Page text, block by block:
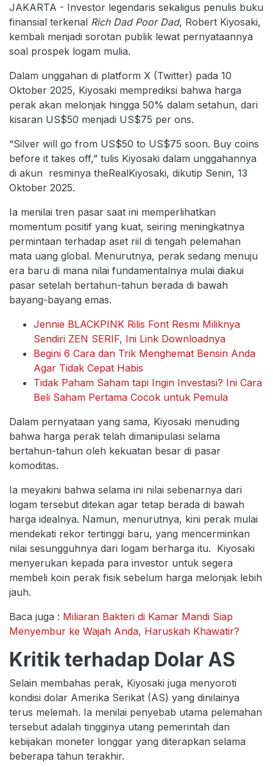
JAKARTA - Investor legendaris sekaligus penulis buku
finansial terkenal Rich Dad Poor Dad, Robert Kiyosaki,
kembali menjadi sorotan publik lewat pernyataannya
soal prospek logam mulia.
Dalam unggahan di platform X (Twitter) pada 10
Oktober 2025, Kiyosaki memprediksi bahwa harga
perak akan melonjak hingga 50% dalam setahun, dari
kisaran US$50 menjadi US$75 per ons.
“Silver will go from US$50 to US$75 soon. Buy coins
before it takes off,” tulis Kiyosaki dalam unggahannya
di akun resminya theRealKiyosaki, dikutip Senin, 13
Oktober 2025.
Ia menilai tren pasar saat ini memperlihatkan
momentum positif yang kuat, seiring meningkatnya
permintaan terhadap aset riil di tengah pelemahan
mata uang global. Menurutnya, perak sedang menuju
era baru di mana nilai fundamentalnya mulai diakui
pasar setelah bertahun-tahun berada di bawah
bayang-bayang emas.
Jennie BLACKPINK Rilis Font Resmi Miliknya
Sendiri ZEN SERIF, Ini Link Downloadnya
Begini 6 Cara dan Trik Menghemat Bensin Anda
Agar Tidak Cepat Habis
Tidak Paham Saham tapi Ingin Investasi? Ini Cara
Beli Saham Pertama Cocok untuk Pemula
Dalam pernyataan yang sama, Kiyosaki menuding
bahwa harga perak telah dimanipulasi selama
bertahun-tahun oleh kekuatan besar di pasar
komoditas.
Ia meyakini bahwa selama ini nilai sebenarnya dari
logam tersebut ditekan agar tetap berada di bawah
harga idealnya. Namun, menurutnya, kini perak mulai
mendekati rekor tertinggi baru, yang mencerminkan
nilai sesungguhnya dari logam berharga itu. Kiyosaki
menyerukan kepada para investor untuk segera
membeli koin perak fisik sebelum harga melonjak lebih
jauh.
Baca juga : Miliaran Bakteri di Kamar Mandi Siap
Menyembur ke Wajah Anda, Haruskah Khawatir?
Kritik terhadap Dolar AS
Selain membahas perak, Kiyosaki juga menyoroti
kondisi dolar Amerika Serikat (AS) yang dinilainya
terus melemah. Ia menilai penyebab utama pelemahan
tersebut adalah tingginya utang pemerintah dan
kebijakan moneter longgar yang diterapkan selama
beberapa tahun terakhir.